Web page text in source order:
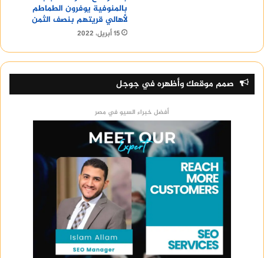
بالمنوفية يوفرون الطماطم
لأهالي قريتهم بنصف الثمن
15 أبريل، 2022
صمم موقعك وأظهره في جوجل
أفضل خبراء السيو في مصر